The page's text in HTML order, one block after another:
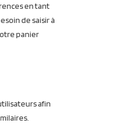
en tant
de saisir à
panier
afin